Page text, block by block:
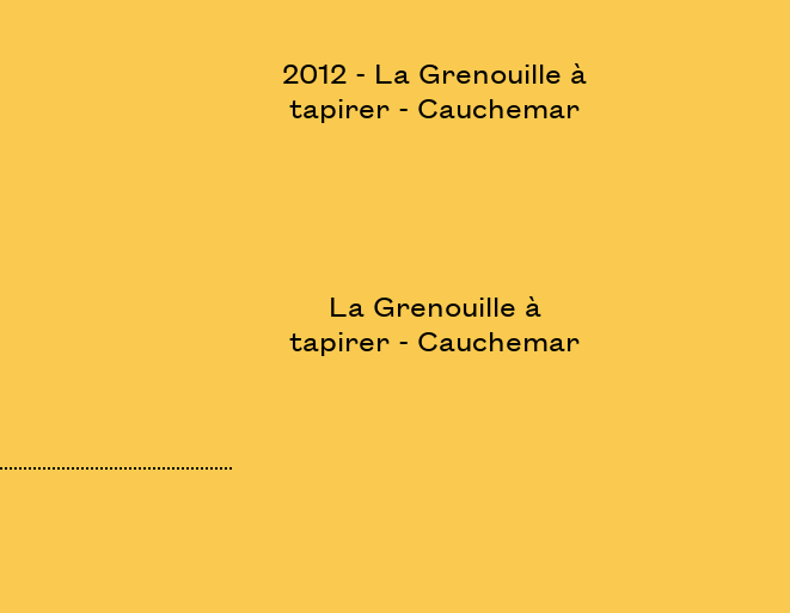
2012 - La Grenouille à
tapirer - Cauchemar
La Grenouille à
tapirer - Cauchemar